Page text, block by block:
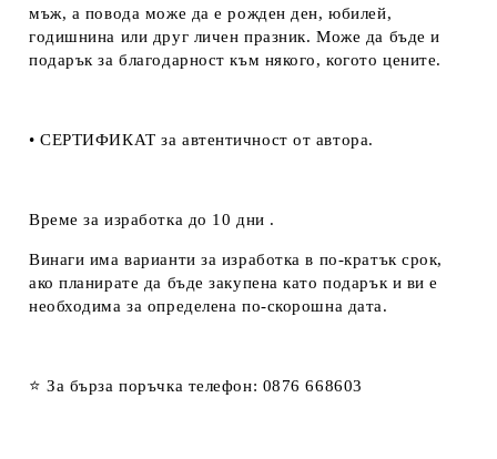
мъж, а повода може да е рожден ден, юбилей,
годишнина или друг личен празник. Може да бъде и
подарък за благодарност към някого, когото цените.
• СЕРТИФИКАТ за автентичност от автора.
Време за изработка до 10 дни .
Винаги има варианти за изработка в по-кратък срок,
ако планирате да бъде закупена като подарък и ви е
необходима за определена по-скорошна дата.
⭐ За бърза поръчка телефон: 0876 668603